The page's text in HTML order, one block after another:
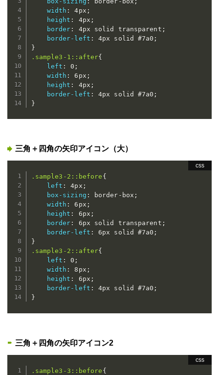
width : 4px ;
height : 4px ;
border : 4px solid transparent ;
border-left : 4px solid #7a0 ;
}
.sample3-1::after{
left : 0 ;
width : 6px ;
height : 4px ;
border-left : 4px solid #7a0 ;
}
三角＋四角の矢印アイコン（大）
.sample3-2::before {
left : 4px ;
box-sizing : border-box ;
width : 6px ;
height : 6px ;
border : 6px solid transparent ;
border-left : 6px solid #7a0 ;
}
.sample3-2::after{
left : 0 ;
width : 8px ;
height : 6px ;
border-left : 4px solid #7a0 ;
}
三角＋四角の矢印アイコン2
.sample3-3::before {